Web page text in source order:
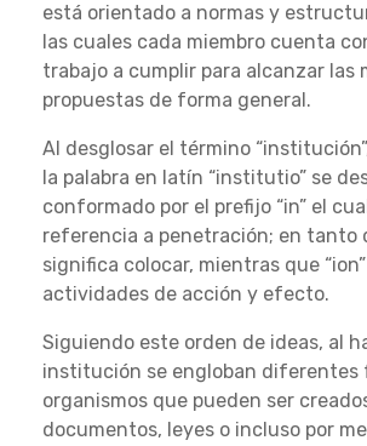
está orientado a normas y
las cuales cada miembro cuenta
trabajo a cumplir para alcanzar las
propuestas de forma general.
Al desglosar el término
la palabra en latín “institutio” se
conformado por el prefijo “in” el
referencia a penetración; en tanto
significa colocar, mientras que
actividades de acción y efecto.
Siguiendo este orden de ideas, al
institución se engloban diferentes
organismos que pueden ser
documentos, leyes o incluso por